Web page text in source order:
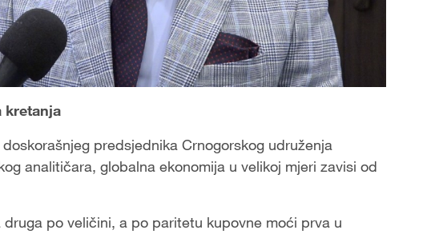
kretanja
predsjednika Crnogorskog udruženja
analitičara, globalna ekonomija u velikoj mjeri zavisi od
po veličini, a po paritetu kupovne moći prva u